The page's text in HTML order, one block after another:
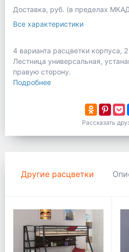
Доставка, руб. (в пределах
Все характеристики
4 варианта расцветки корпуса,
Лестница универсальная,
правую сторону.
Подробнее
Рассказать
Другие расцветки